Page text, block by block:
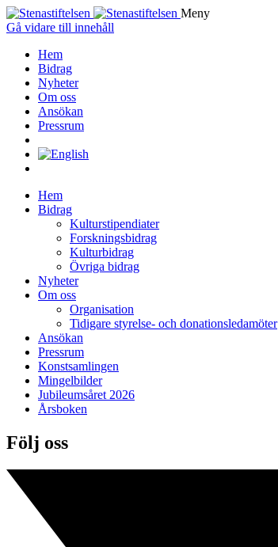
Meny
Gå vidare till innehåll
Hem
Bidrag
Nyheter
Om oss
Ansökan
Pressrum
Hem
Bidrag
Kulturstipendiater
Forskningsbidrag
Kulturbidrag
Övriga bidrag
Nyheter
Om oss
Organisation
Tidigare styrelse- och donationsledamöter
Ansökan
Pressrum
Konstsamlingen
Mingelbilder
Jubileumsåret 2026
Årsboken
Följ oss